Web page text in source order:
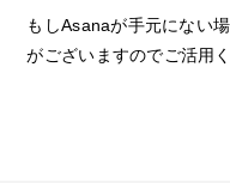
もしAsanaが手元にない
がございますのでご活用く